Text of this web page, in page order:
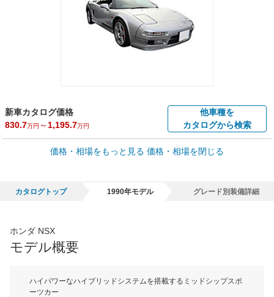
新車カタログ価格
830.7万円 ～ 1,195.7万円
他車種を
カタログから検索
車買取価格 *
車買取相場
*当該価格は車種別の価格となります。
価格・相場をもっと見る 価格・相場を閉じる
カタログトップ 1990年モデル グレード別装備詳細
ホンダ NSX
モデル概要
ハイパワーなハイブリッドシステムを搭載するミッドシップスポ
ーツカー